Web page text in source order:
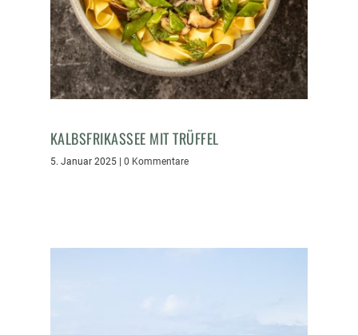
KALBSFRIKASSEE MIT TRÜFFEL
5. Januar 2025| 0 Kommentare